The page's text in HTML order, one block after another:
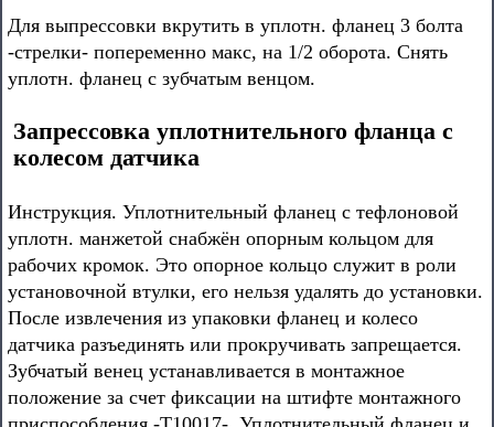
Для выпрессовки вкрутить в уплотн. фланец 3 болта
-стрелки- попеременно макс, на 1/2 оборота. Снять
уплотн. фланец с зубчатым венцом.
Запрессовка уплотнительного фланца с
колесом датчика
Инструкция. Уплотнительный фланец с тефлоновой
уплотн. манжетой снабжён опорным кольцом для
рабочих кромок. Это опорное кольцо служит в роли
установочной втулки, его нельзя удалять до установки.
После извлечения из упаковки фланец и колесо
датчика разъединять или прокручивать запрещается.
Зубчатый венец устанавливается в монтажное
положение за счет фиксации на штифте монтажного